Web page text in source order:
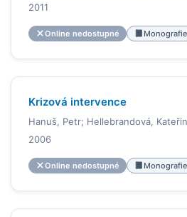
2011
Online nedostupné
Krizová intervence
Hanuš, Petr; Hellebrandová,
2006
Online nedostupné